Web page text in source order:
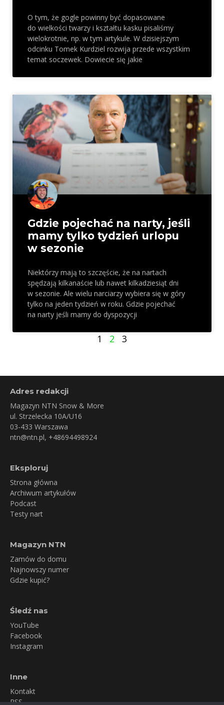
O tym, że gogle powinny być dopasowane
do wielkości twarzy i kształtu kasku pisaliśmy
wielokrotnie, np. w tym artykule. W dzisiejszym
odcinku Tomek Kurdziel rozwija przede wszystkim
temat soczewek. Dowiecie się jakie
Gdzie pojechać na narty, jeśli
mamy tylko tydzień urlopu
w sezonie
Niektórzy mają to szczęście, że na nartach
spędzają kilkanaście lub nawet kilkadziesiąt dni
w sezonie. Ale wielu narciarzy wybiera się w góry
tylko na jeden tydzień w roku. Gdzie pojechać
na narty jeśli mamy do dyspozycji
1 2 3
Adres redakcji
Magazyn NTN Snow & More
ul. Strzelecka 10A/U16
03-433 Warszawa
ntn@ntn.pl, +48694498924
Eksploruj
Strona główna
Archiwum artykułów
Podcast
Testy nart
Magazyn NTN
Zamów do domu
Najnowszy numer
Gdzie kupić?
Śledź nas
YouTube
Facebook
Instagram
Inne
Kontakt
RSS